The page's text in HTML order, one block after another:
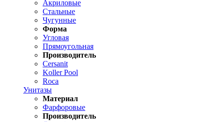
Акриловые
Стальные
Чугунные
Форма
Угловая
Прямоугольная
Производитель
Cersanit
Koller Pool
Roca
Унитазы
Материал
Фарфоровые
Производитель